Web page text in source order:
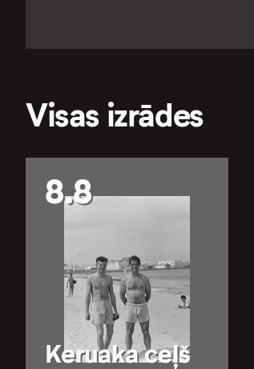
Visas izrādes
8.8
Keruaka ceļš